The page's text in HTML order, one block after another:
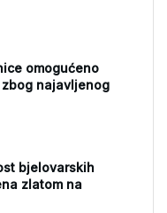
omogućeno
najavljenog
bjelovarskih
zlatom na